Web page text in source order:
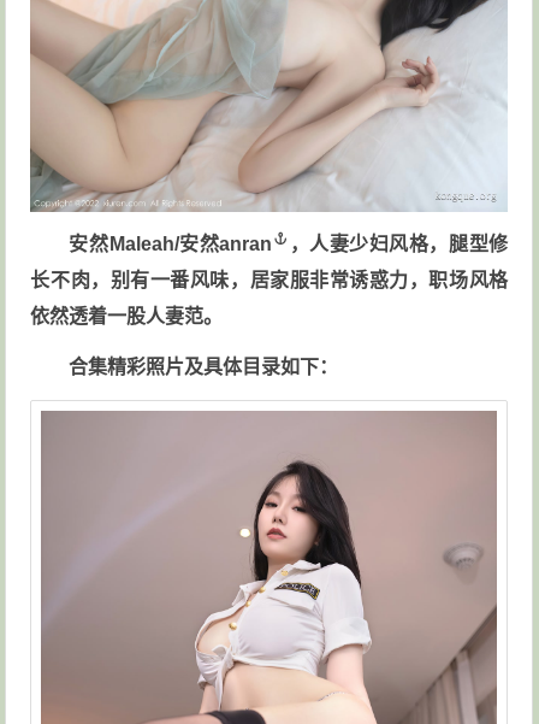
安然Maleah/安然anran
，人妻少妇风格，腿型修
长不肉，别有一番风味，居家服非常诱惑力，职场风格
依然透着一股人妻范。
合集精彩照片及具体目录如下：